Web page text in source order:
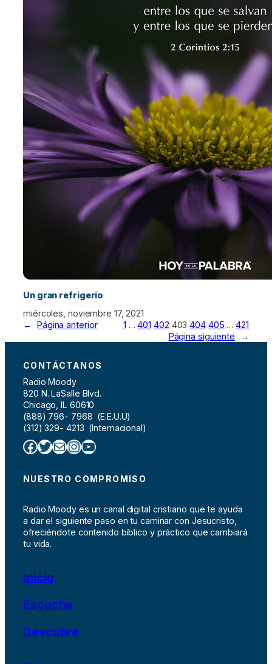
Un gran refrigerio
miércoles, noviembre 17, 2021
←
Página anterior 1 … 401 402 403 404 405 … 421
Página siguiente
→
CONTÁCTANOS
Radio Moody
820 N. LaSalle Blvd.
Chicago, IL 60610
(888) 796- 7968 (E.E.U.U)
(312) 329- 4213 (Internacional)
Facebook Twitter Correo electrónico InstagramYouTube
NUESTRO COMPROMISO
Radio Moody es un canal digital cristiano que te ayuda
a dar el siguiente paso en tu caminar con Jesucristo,
ofreciéndote contenido bíblico y práctico que cambiará
tu vida.
Inicio
Escucha
Descubre